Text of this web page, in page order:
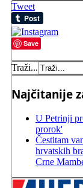
Tweet
Save
Traži...
Najčitanije
U Petrinji
prorok'
Čestitam
hrvatskih
Crne